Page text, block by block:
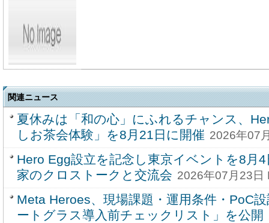
関連ニュース
夏休みは「和の心」にふれるチャンス、
しお茶会体験」を8月21日に開催 2026年07
Hero Egg設立を記念し東京イベントを8月
家のクロストークと交流会 2026年07月23日
Meta Heroes、現場課題・運用条件・PoC
ートグラス導入前チェックリスト」を公開